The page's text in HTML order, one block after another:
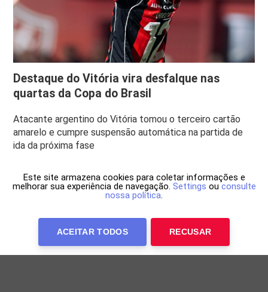
Destaque do Vitória vira desfalque nas
quartas da Copa do Brasil
Atacante argentino do Vitória tomou o terceiro cartão
amarelo e cumpre suspensão automática na partida de
ida da próxima fase
Este site armazena cookies para coletar informações e
melhorar sua experiência de navegação. Settings ou consulte
nossa política.
ACEITAR TODOS RECUSAR